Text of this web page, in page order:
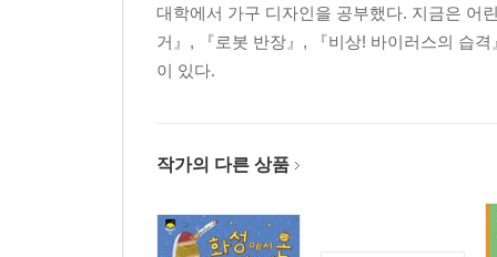
대학에서 가구 디자인을 공부했다. 지금은 어
거』, 『로봇 반장』, 『비상! 바이러스의 습
이 있다.
작가의 다른 상품